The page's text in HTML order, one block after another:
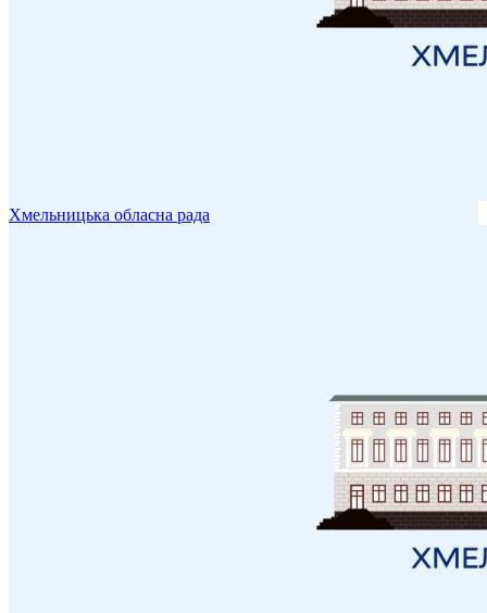
Хмельницька обласна рада